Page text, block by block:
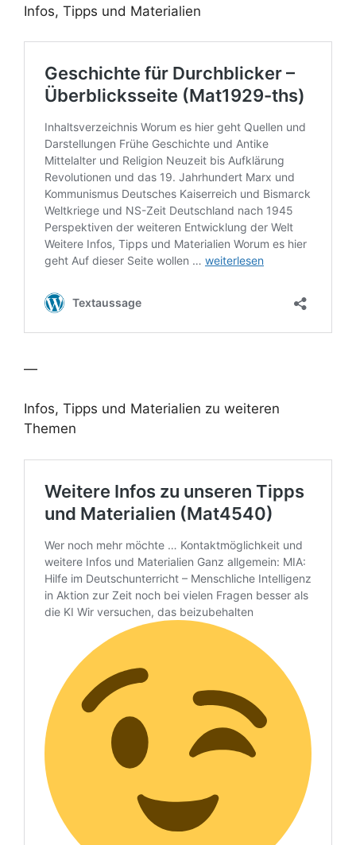
Infos, Tipps und Materialien
—
Infos, Tipps und Materialien zu weiteren
Themen